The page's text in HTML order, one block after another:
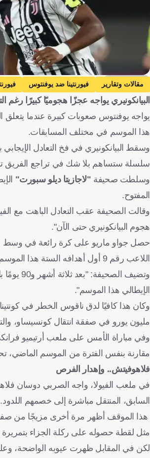
Getty Images
مقالات وتقارير فيورنتينا ضد يوفنتوس
يوفنتوس
دوري أبطال أوروبا للشباب
لويس أوبيندا
إيطاليا النرويج صربيا
البيانكونيري يواجه عجزًا هجوميًا كبيرًا رغم
يواجه يوفنتوس صعوبات كبيرة عندما
هذا الموسم في مختلف المسابقات.
وسقط البيانكونيري في فخ التعادل
سلسلة ستساهم بلا شك في تراجع الفريق
وسلطت صحيفة "لاجازيتا ديلو سبورت"
المفتوح.
وقالت الصحيفة عقب التعادل الباهت مع
هجوم البيانكونيري حتى الآن".
حصل جواو ماريو على كرة رائعة في وسط
اللاعب رقم 9 أول أهدافه الستة هذا الموسم، واستهل يوفنتوس موسمه بقوة بفوزه على بارما 2-0.
وتضيف
الإيطالي هذا الموسم".
مليون يورو في صفقة انتقال كونسيساو،
مقارنة بنفس الفترة من الموسم الماضي،
فلاهوفيتش.. وإهدار الفرص
السابق، المنتقل مباشرة إلى خصمهم اللدود.
هذا الموقف أظهر مرة أخرى مزيجًا من
مثل لقطة حصوله على ركلة الجزاء بتمريرة
لكن في المقابل ظهرت عيوبه الواضحة،